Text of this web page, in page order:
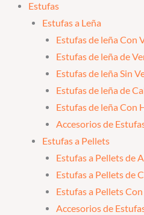
Estufas
Estufas a Leña
Estufas de leña Con
Estufas de leña de
Estufas de leña Sin
Estufas de leña de
Estufas de leña Con
Accesorios de
Estufas a Pellets
Estufas a Pellets de
Estufas a Pellets de
Estufas a Pellets
Accesorios de